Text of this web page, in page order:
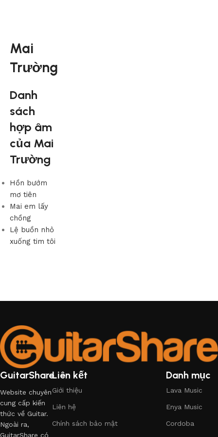
Mai
Trường
Danh
sách
hợp âm
của Mai
Trường
Hồn bướm
mơ tiên
Mai em lấy
chồng
Lệ buồn nhỏ
xuống tim tôi
GuitarShare
Website chuyên
cung cấp kiến
thức về Guitar.
Ngoài ra,
GuitarShare có
Liên kết
Giới thiệu
Liên hệ
Chính sách bảo mật
Danh mục
Lava Music
Enya Music
Cordoba